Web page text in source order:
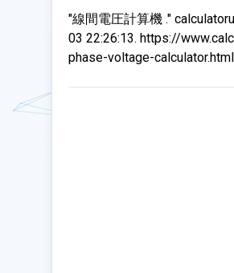
"線間電圧計算機 ."
03 22:26:13. https://
phase-voltage-